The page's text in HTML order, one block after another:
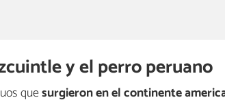
y el perro peruano
quesurgieron en el continente